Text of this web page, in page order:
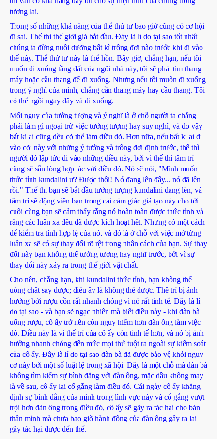
tương lai.
Trong số những khả năng của thể thứ tư bao giờ cũng có cơ hội
đi sai. Thế thì thế giới giả bắt đầu. Đây là lí do tại sao tốt nhất
chúng ta đừng nuôi dưỡng bất kì trông đợi nào trước khi đi vào
thể này. Thể thứ tư này là thể hồn. Bây giờ, chẳng hạn, nếu tôi
muốn đi xuống tầng đất của ngôi nhà này, tôi sẽ phải tìm thang
máy hoặc cầu thang để đi xuống. Nhưng nếu tôi muốn đi xuống
trong ý nghĩ của mình, chẳng cần thang máy hay cầu thang. Tôi
có thể ngồi ngay đây và đi xuống.
Mối nguy của tưởng tượng và ý nghĩ là ở chỗ người ta chẳng
phải làm gì ngoại trừ việc tưởng tượng hay suy nghĩ, và do vậy
bất kì ai cũng đều có thể làm điều đó. Hơn nữa, nếu bất kì ai đi
vào cõi này với những ý tưởng và trông đợi định trước, thế thì
người đó lập tức đi vào những điều này, bởi vì thế thì tâm trí
cũng sẽ sẵn lòng hợp tác với điều đó. Nó sẽ nói, "Mình muốn
thức tỉnh kundalini ư? Được thôi! Nó đang lên đấy... nó đã lên
rồi." Thế thì bạn sẽ bắt đầu tưởng tượng kundalini đang lên, và
tâm trí sẽ động viên bạn trong cái cảm giác giả tạo này cho tới
cuối cùng bạn sẽ cảm thấy rằng nó hoàn toàn được thức tỉnh và
rằng các luân xa đều đã được kích hoạt hết. Nhưng có một cách
để kiểm tra tính hợp lệ của nó, và đó là ở chỗ với việc mở từng
luân xa sẽ có sự thay đổi rõ rệt trong nhân cách của bạn. Sự thay
đổi này bạn không thể tưởng tượng hay nghĩ trước, bởi vì sự
thay đổi này xảy ra trong thế giới vật chất.
Cho nên, chẳng hạn, khi kundalini thức tỉnh, bạn không thể
uống chất say được; điều ấy là không thể được. Thể trí bị ảnh
hưởng bởi rượu cồn rất nhanh chóng vì nó rất tinh tế. Đây là lí
do tại sao - và bạn sẽ ngạc nhiên mà biết điều này - khi đàn bà
uống rượu, cô ấy trở nên còn nguy hiểm hơn đàn ông làm việc
đó. Điều này là vì thể trí của cô ấy còn tinh tế hơn, và nó bị ảnh
hưởng nhanh chóng đến mức mọi thứ tuột ra ngoài sự kiểm soát
của cô ấy. Đây là lí do tại sao đàn bà đã được bảo vệ khỏi nguy
cơ này bởi một số luật lệ trong xã hội. Đây là một chỗ mà đàn bà
không tìm kiếm sự bình đẳng với đàn ông, mặc dầu không may
là về sau, cô ấy lại cố gắng làm điều đó. Cái ngày cô ấy khẳng
định sự bình đẳng của mình trong lĩnh vực này và cố gắng vượt
trội hơn đàn ông trong điều đó, cô ấy sẽ gây ra tác hại cho bản
thân mình mà chưa bao giờ hành động của đàn ông gây ra lại
gây tác hại được đến thế.